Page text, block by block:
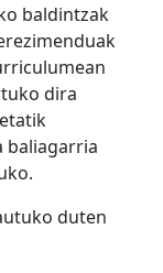
baldintzak
dira
baliagarria
duten